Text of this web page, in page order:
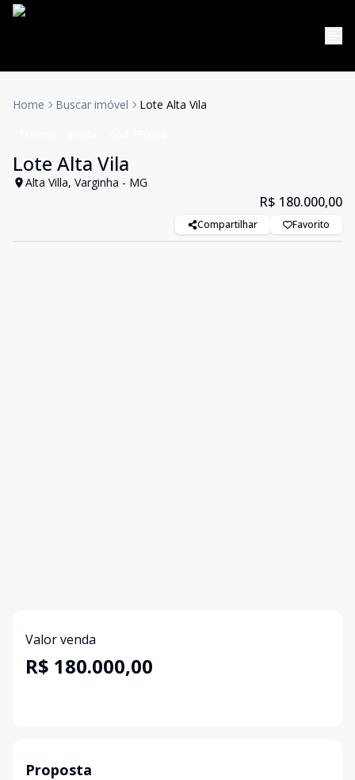
Home Buscar imóvel Lote Alta Vila
Lote Alta Vila
Alta Villa, Varginha - MG
R$ 180.000,00
Compartilhar Favorito
Valor venda
R$ 180.000,00
Proposta